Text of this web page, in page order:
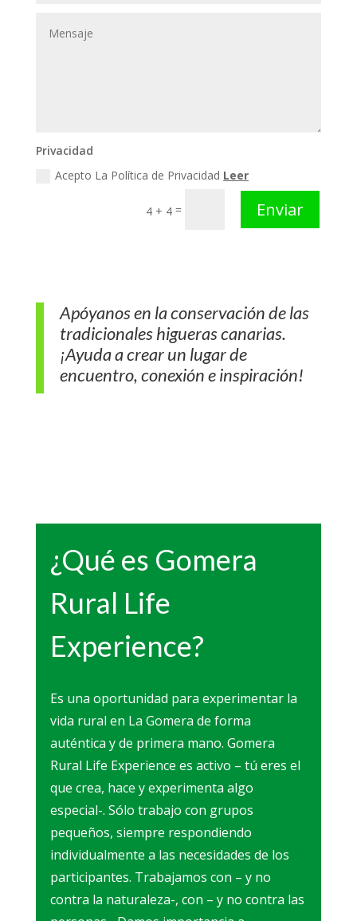
Privacidad
Acepto La Política de Privacidad Leer
4 + 4 = Enviar
Apóyanos en la conservación de las
tradicionales higueras canarias.
¡Ayuda a crear un lugar de
encuentro, conexión e inspiración!
¿Qué es Gomera
Rural Life
Experience?
Es una oportunidad para experimentar la
vida rural en La Gomera de forma
auténtica y de primera mano. Gomera
Rural Life Experience es activo – tú eres el
que crea, hace y experimenta algo
especial-. Sólo trabajo con grupos
pequeños, siempre respondiendo
individualmente a las necesidades de los
participantes. Trabajamos con – y no
contra la naturaleza-, con – y no contra las